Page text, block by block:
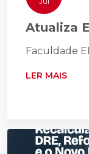
Atualiza
Faculdade
LER MAIS